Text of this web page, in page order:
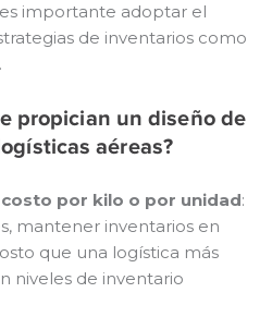
importante adoptar el
de inventarios como
propician un diseño de
aéreas?
por kilo o por unidad:
mantener inventarios en
que una logística más
niveles de inventario